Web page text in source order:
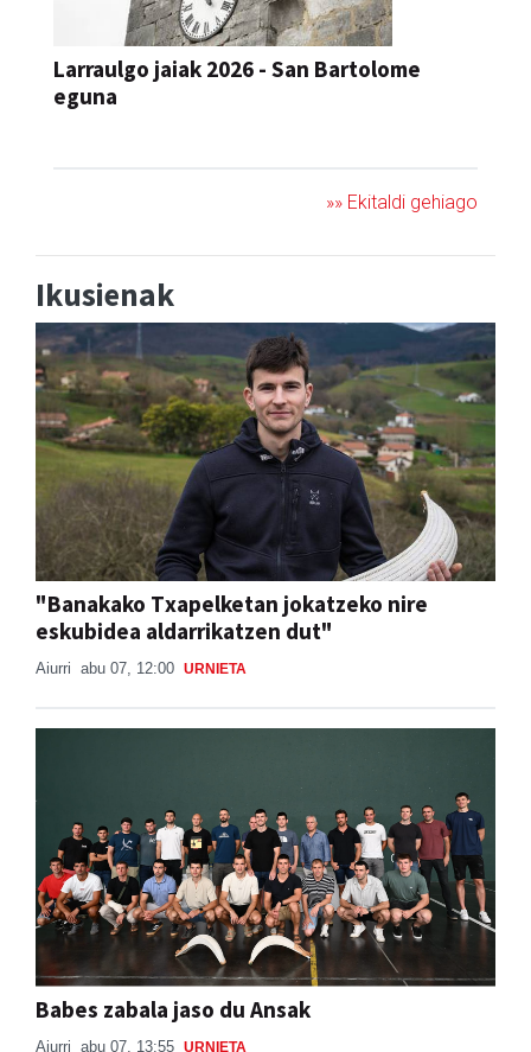
Larraulgo jaiak 2026 - San Bartolome
eguna
»» Ekitaldi gehiago
Ikusienak
"Banakako Txapelketan jokatzeko nire
eskubidea aldarrikatzen dut"
Aiurri abu 07, 12:00 URNIETA
Babes zabala jaso du Ansak
Aiurri abu 07, 13:55 URNIETA